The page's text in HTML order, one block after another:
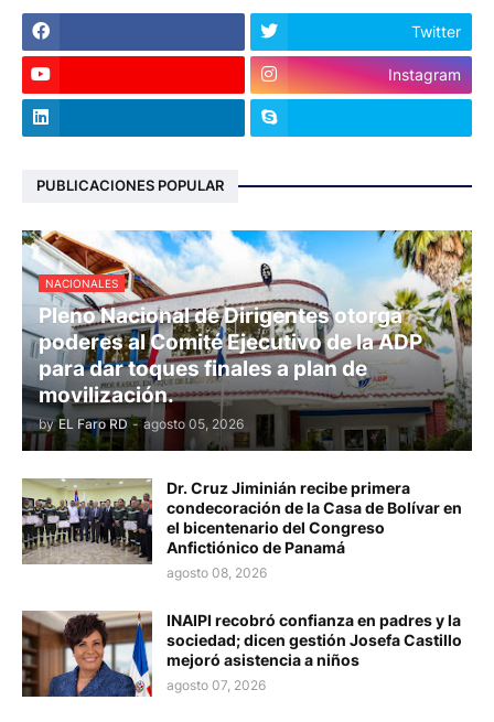
Twitter
Instagram
PUBLICACIONES POPULAR
NACIONALES
Pleno Nacional de Dirigentes otorga
poderes al Comité Ejecutivo de la ADP
para dar toques finales a plan de
movilización.
by EL Faro RD - agosto 05, 2026
Dr. Cruz Jiminián recibe primera
condecoración de la Casa de Bolívar en
el bicentenario del Congreso
Anfictiónico de Panamá
agosto 08, 2026
INAIPI recobró confianza en padres y la
sociedad; dicen gestión Josefa Castillo
mejoró asistencia a niños
agosto 07, 2026